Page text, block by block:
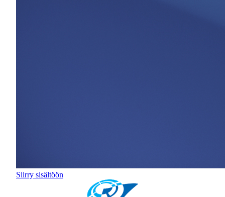
Siirry sisältöön